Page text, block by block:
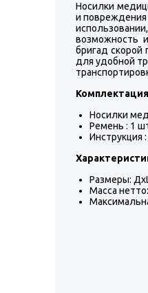
Носилки
и повреждения
возможность
бригад
для удобной
Носилки
Ремень : 1
Инструкция
Размеры:
Масса